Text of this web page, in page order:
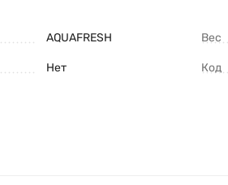
AQUAFRESH
Нет
Вес
Код